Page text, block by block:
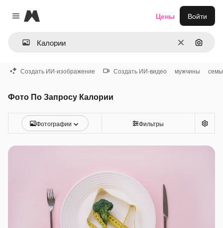
Close menu
Magnific
ОчиститьПоиск
Цены Войти
Создать ИИ-изображение Создать ИИ-видео мужчины
Фото По Запросу Калории
Фотографии Фильтры